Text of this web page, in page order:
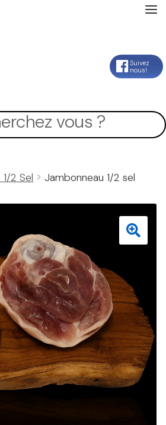
Suivez
nous!
Compte
Contact
2 Sel Jambonneau 1/2 sel